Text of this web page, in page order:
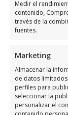
Medir el
contenido,
través de la
fuentes.
Marketing
Almacenar la
de datos
perfiles para
seleccionar la
personalizar el
Jueves
Viernes
Domingo
extra